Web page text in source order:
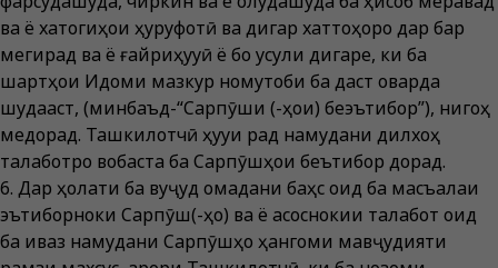
ва ё хатогиҳои ҳуруфотӣ ва дигар хаттоҳоро дар бар
мегирад ва ё ғайриҳуқуқӣ ё бо усули дигаре, ки ба
шартҳои Иқдоми мазкур номутобиқ ба даст оварда
шудааст, (минбаъд-“Сарпӯши (-ҳои) беэътибор”), нигоҳ
медорад. Ташкилотчӣ ҳуқуқи рад намудани дилхоҳ
талаботро вобаста ба Сарпӯшҳои беътибор дорад.
6. Дар ҳолати ба вуҷуд омадани баҳс оид ба масъалаи
эътиборноки Сарпӯш(-ҳо) ва ё асоснокии талабот оид
ба иваз намудани Сарпӯшҳо ҳангоми мавҷудияти